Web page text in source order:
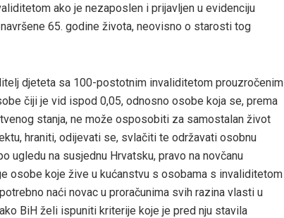
ako je nezaposlen i prijavljen u evidenciju
65. godine života, neovisno o starosti tog
djeteta sa 100-postotnim invaliditetom prouzročenim
čiji je vid ispod 0,05, odnosno osobe koja se, prema
stanja, ne može osposobiti za samostalan život
hraniti, odijevati se, svlačiti te održavati osobnu
ugledu na susjednu Hrvatsku, pravo na novčanu
osobe koje žive u kućanstvu s osobama s invaliditetom
naći novac u proračunima svih razina vlasti u
BiH želi ispuniti kriterije koje je pred nju stavila